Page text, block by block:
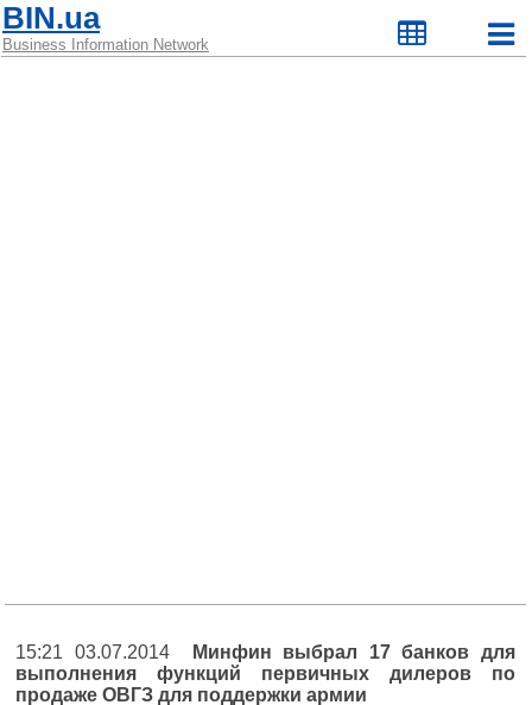
BIN.ua
Business Information Network
15:21 03.07.2014
Минфин выбрал 17 банков для
выполнения функций первичных дилеров по
продаже ОВГЗ для поддержки армии